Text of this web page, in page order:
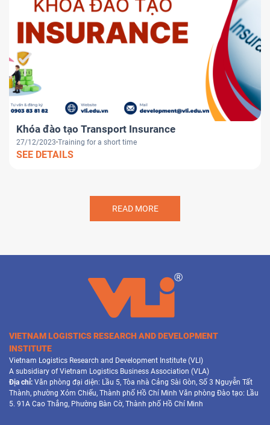
Khóa đào tạo Transport Insurance
27/12/2023 Training for a short time
SEE DETAILS
READ MORE
VIETNAM LOGISTICS RESEARCH AND DEVELOPMENT
INSTITUTE
Vietnam Logistics Research and Development Institute (VLI)
A subsidiary of Vietnam Logistics Business Association (VLA)
Địa chỉ: Văn phòng đại diện: Lầu 5, Tòa nhà Cảng Sài Gòn, Số 3 Nguyễn Tất
Thành, phường Xóm Chiếu, Thành phố Hồ Chí Minh Văn phòng Đào tạo: Lầu
5. 91A Cao Thắng, Phường Bàn Cờ, Thành phố Hồ Chí Minh